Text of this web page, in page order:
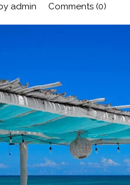
admin Comments (0)